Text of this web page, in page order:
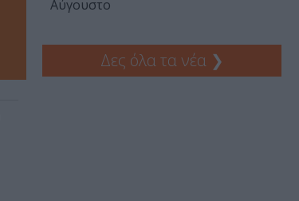
Αύγουστο
Δες όλα τα νέα ❯